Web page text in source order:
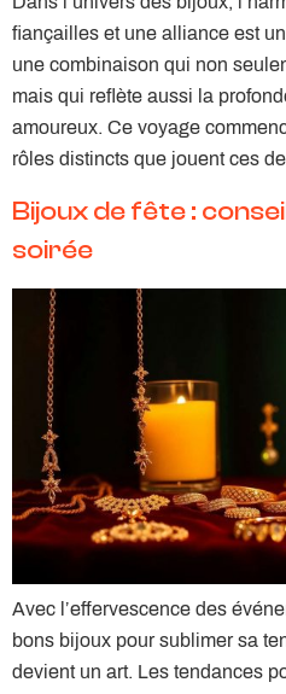
fiançailles et une alliance est
une combinaison qui non
mais qui reflète aussi la
amoureux. Ce voyage
rôles distincts que jouent ces
Bijoux de fête :
soirée
Avec l’effervescence des
bons bijoux pour sublimer sa
devient un art. Les tendances